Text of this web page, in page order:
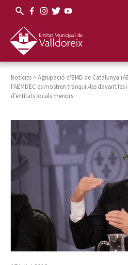
Notícies >Agrupació d'EMD de Catalunya
l’AEMDEC es mostren tranquil•les davant
d’entitats locals menors